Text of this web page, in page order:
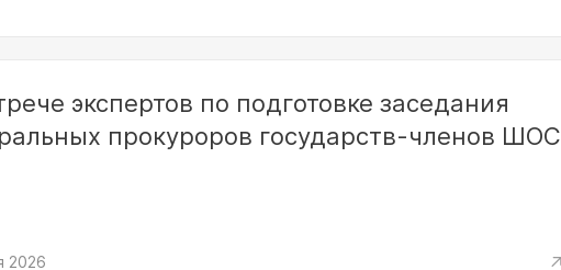
экспертов по подготовке заседания
прокуроров государств-членов ШОС
2026